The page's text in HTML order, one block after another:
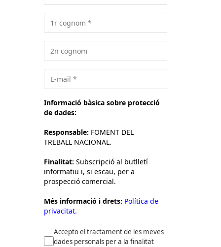
Informació bàsica sobre protecció
de dades:
Responsable: FOMENT DEL
TREBALL NACIONAL.
Finalitat: Subscripció al butlletí
informatiu i, si escau, per a
prospecció comercial.
Més informació i drets: Política de
privacitat.
Accepto el tractament de les meves
dades personals per a la finalitat